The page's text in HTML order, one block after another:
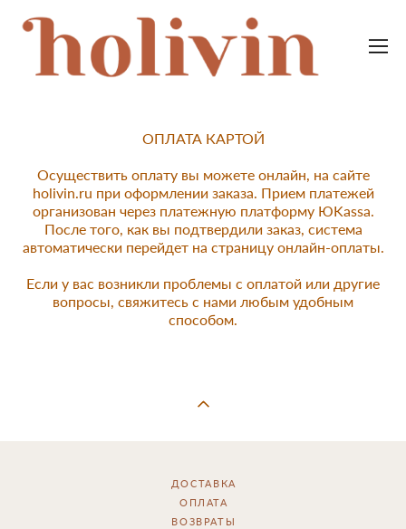
ОПЛАТА КАРТОЙ
Осуществить оплату вы можете онлайн, на сайте
holivin.ru при оформлении заказа. Прием платежей
организован через платежную платформу ЮKassa.
После того, как вы подтвердили заказ, система
автоматически перейдет на страницу онлайн-оплаты.
Если у вас возникли проблемы с оплатой или другие
вопросы, свяжитесь с нами любым удобным
способом.
ДОСТАВКА
ОПЛАТА
ВОЗВРАТЫ